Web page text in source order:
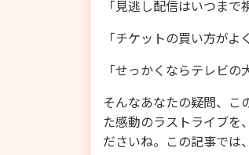
「見逃し配信はいつまで
「チケットの買い方がよ
「せっかくならテレビ
そんなあなたの疑問、こ
た感動のラストライブを
ださいね。この記事では